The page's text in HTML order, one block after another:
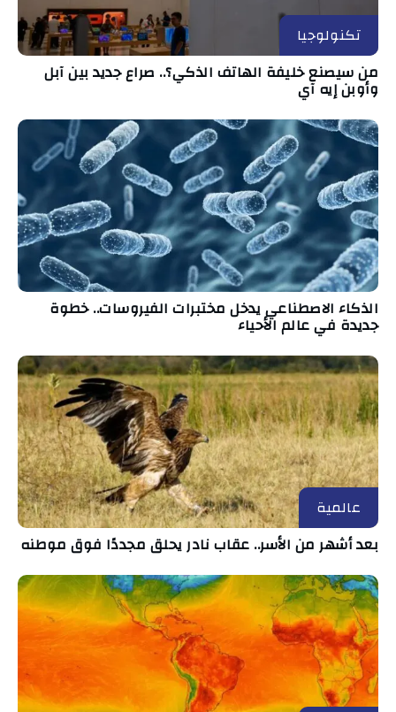
تكنولوجيا
من سيصنع خليفة الهاتف الذكي؟.. صراع جديد بين آبل
وأوبن إيه آي
الذكاء الاصطناعي يدخل مختبرات الفيروسات.. خطوة
جديدة في عالم الأحياء
عالمية
بعد أشهر من الأسر.. عقاب نادر يحلق مجددًا فوق موطنه